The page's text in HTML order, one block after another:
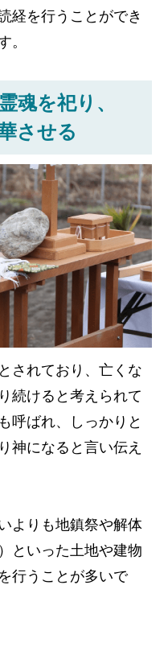
経を行うことができ
。
魂を祀り、
させる
されており、亡くな
続けると考えられて
呼ばれ、しっかりと
神になると言い伝え
よりも地鎮祭や解体
といった土地や建物
行うことが多いで